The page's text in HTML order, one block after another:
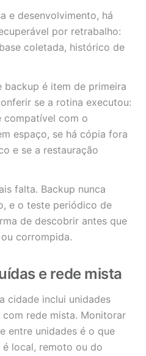
e desenvolvimento, há
por retrabalho:
coletada, histórico de
backup é item de primeira
se a rotina executou:
compatível com o
espaço, se há cópia fora
e se a restauração
falta. Backup nunca
e o teste periódico de
de descobrir antes que
corrompida.
e rede mista
cidade inclui unidades
rede mista. Monitorar
entre unidades é o que
local, remoto ou do